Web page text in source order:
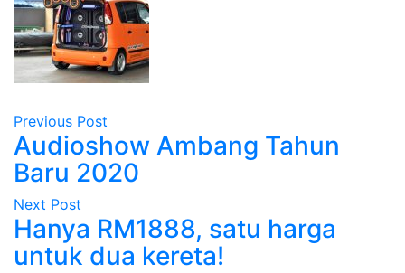
Previous Post
Audioshow Ambang Tahun
Baru 2020
Next Post
Hanya RM1888, satu harga
untuk dua kereta!